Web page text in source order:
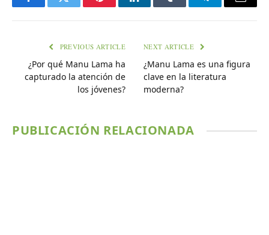
FacebookTwitter PinterestLinkedInTumblr TelegramEmail
PREVIOUS ARTICLE
¿Por qué Manu Lama ha
capturado la atención de
los jóvenes?
NEXT ARTICLE
¿Manu Lama es una figura
clave en la literatura
moderna?
PUBLICACIÓN RELACIONADA